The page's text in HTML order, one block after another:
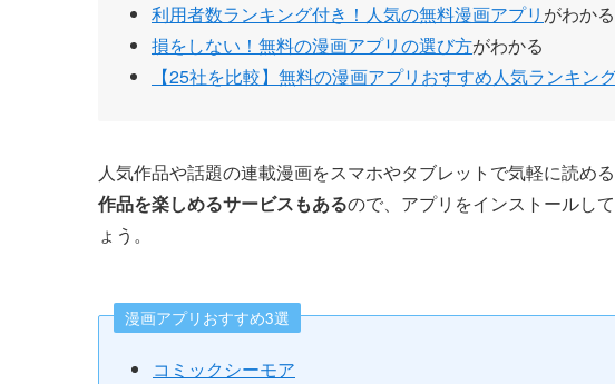
利用者数ランキング付き！人気の無料漫画アプリ がわかる
損をしない！無料の漫画アプリの選び方がわかる
【25社を比較】無料の漫画アプリおすすめ人気ランキン
人気作品や話題の連載漫画をスマホやタブレットで気軽に読め
作品を楽しめるサービスもあるので、アプリをインストールし
ょう。
漫画アプリおすすめ3選
コミックシーモア